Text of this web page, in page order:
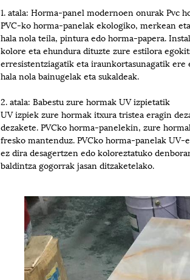
1. atala: Horma-panel modernoen onurak Pvc
PVC-ko horma-panelak ekologiko, merkean
hala nola teila, pintura edo horma-papera.
kolore eta ehundura dituzte zure estilora
erresistentziagatik eta iraunkortasunagatik
hala nola bainugelak eta sukaldeak.
2. atala: Babestu zure hormak UV izpietatik
UV izpiek zure hormak itxura tristea eragin
dezakete. PVCko horma-panelekin, zure
fresko mantenduz. PVCko horma-panelak
ez dira desagertzen edo koloreztatuko
baldintza gogorrak jasan ditzaketelako.